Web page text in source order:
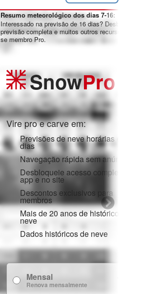
Resumo meteorológico dos dias 7-16:
Interessado na previsão de 16 dias? Desbloqueie
previsão completa e muitos outros recursos ao
se membro Pro.
SnowPro
Vire pro e carve em:
Previsões de neve horárias e de 16
dias
Navegação rápida sem anúncios
Desbloqueie acesso completo na
app e no site
Descontos exclusivos para
membros
Mais de 20 anos de histórico de
neve
Dados históricos de neve
Mensal
Renova mensalmente